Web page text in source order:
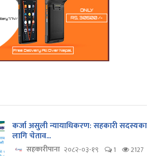
कर्जा असुली न्यायाधिकरण: सहकारी सदस्यका
लागि चेताव...
सहकारीपाना २०८२-०३-१९ 1 2127